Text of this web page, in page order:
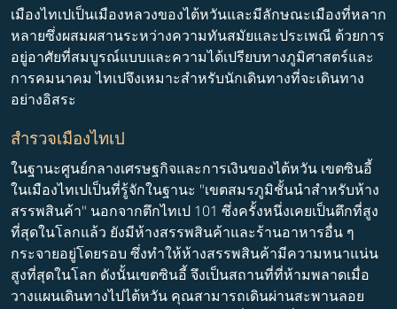
เมืองไทเปเป็นเมืองหลวงของไต้หวันและมีลักษณะเมืองที่หลาก
หลายซึ่งผสมผสานระหว่างความทันสมัยและประเพณี ด้วยการ
อยู่อาศัยที่สมบูรณ์แบบและความได้เปรียบทางภูมิศาสตร์และ
การคมนาคม ไทเปจึงเหมาะสำหรับนักเดินทางที่จะเดินทาง
อย่างอิสระ
สำรวจเมืองไทเป
ในฐานะศูนย์กลางเศรษฐกิจและการเงินของไต้หวัน เขตซินอี้
ในเมืองไทเปเป็นที่รู้จักในฐานะ "เขตสมรภูมิชั้นนำสำหรับห้าง
สรรพสินค้า" นอกจากตึกไทเป 101 ซึ่งครั้งหนึ่งเคยเป็นตึกที่สูง
ที่สุดในโลกแล้ว ยังมีห้างสรรพสินค้าและร้านอาหารอื่น ๆ
กระจายอยู่โดยรอบ ซึ่งทำให้ห้างสรรพสินค้ามีความหนาแน่น
สูงที่สุดในโลก ดังนั้นเขตซินอี้ จึงเป็นสถานที่ที่ห้ามพลาดเมื่อ
วางแผนเดินทางไปไต้หวัน คุณสามารถเดินผ่านสะพานลอย